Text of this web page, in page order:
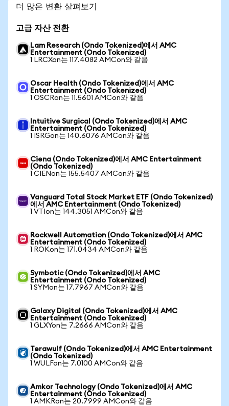
더 많은 변환 살펴보기
고급 자산 전환
Lam Research (Ondo Tokenized)에서 AMC
Entertainment (Ondo Tokenized)
1 LRCXon는 117.4082 AMCon와 같음
Oscar Health (Ondo Tokenized)에서 AMC
Entertainment (Ondo Tokenized)
1 OSCRon는 11.5601 AMCon와 같음
Intuitive Surgical (Ondo Tokenized)에서 AMC
Entertainment (Ondo Tokenized)
1 ISRGon는 140.6076 AMCon와 같음
Ciena (Ondo Tokenized)에서 AMC Entertainment
(Ondo Tokenized)
1 CIENon는 155.5407 AMCon와 같음
Vanguard Total Stock Market ETF (Ondo Tokenized)
에서 AMC Entertainment (Ondo Tokenized)
1 VTIon는 144.3051 AMCon와 같음
Rockwell Automation (Ondo Tokenized)에서 AMC
Entertainment (Ondo Tokenized)
1 ROKon는 171.0434 AMCon와 같음
Symbotic (Ondo Tokenized)에서 AMC
Entertainment (Ondo Tokenized)
1 SYMon는 17.7967 AMCon와 같음
Galaxy Digital (Ondo Tokenized)에서 AMC
Entertainment (Ondo Tokenized)
1 GLXYon는 7.2666 AMCon와 같음
Terawulf (Ondo Tokenized)에서 AMC Entertainment
(Ondo Tokenized)
1 WULFon는 7.0100 AMCon와 같음
Amkor Technology (Ondo Tokenized)에서 AMC
Entertainment (Ondo Tokenized)
1 AMKRon는 20.7999 AMCon와 같음